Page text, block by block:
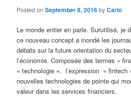
Posted onSeptember 8, 2016byCarlo
Le monde entier en parle. Surutilisé, je
ce nouveau concept a inondé les
débats sur la future orientation du
l’économie. Composée des termes «
« technologie », l’expression « fintech
nouvelles technologies de pointe qui
valeur dans les services financiers.